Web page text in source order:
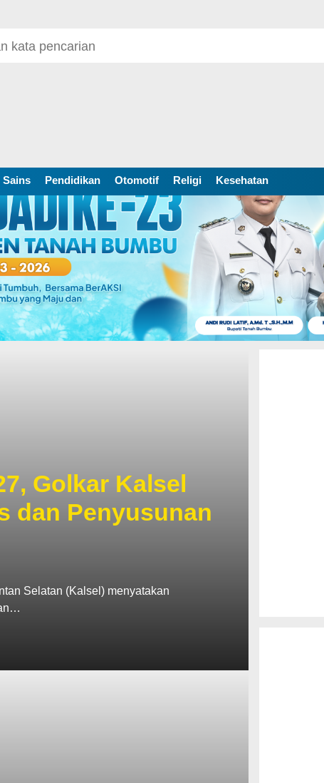
Sains Pendidikan Otomotif Religi Kesehatan
Golkar Kalsel
dan Penyusunan
Selatan (Kalsel) menyatakan